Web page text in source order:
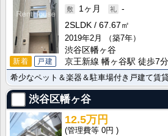
新着 戸建
1ヶ月
-
2SLDK
67.67㎡
2019年2月
（築7年）
渋谷区幡ヶ谷
京王新線 幡ヶ谷駅 徒歩7分
希少なペット＆楽器＆駐車場付き戸建て賃
渋谷区幡ヶ谷
12.5万円
0円